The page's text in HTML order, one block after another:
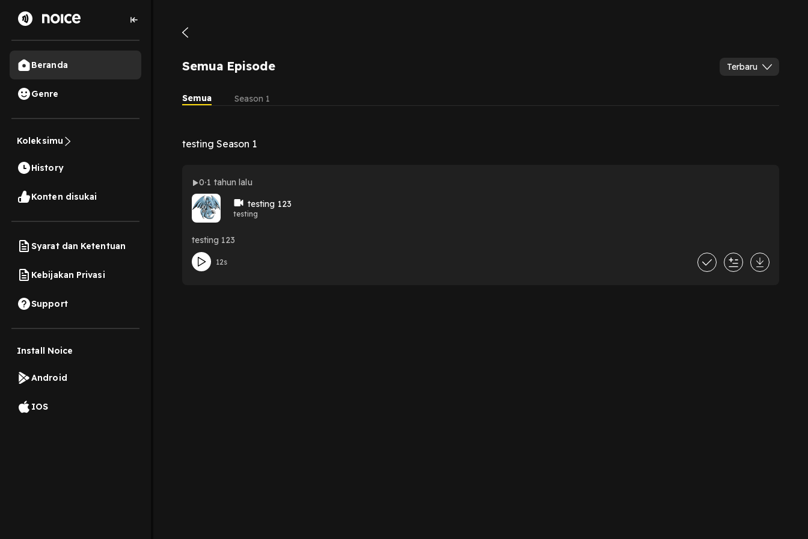
Beranda
Genre
Koleksimu
History
Konten disukai
Syarat dan Ketentuan
Kebijakan Privasi
Support
Install Noice
Android
IOS
Semua Episode Terbaru
Semua Season 1
testing Season 1
0 1 tahun lalu
testing 123
testing
testing 123
12s